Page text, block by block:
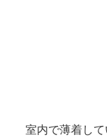
室内で薄着して